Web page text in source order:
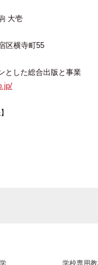
大壱
区横寺町55
とした総合出版と事業
学校専用